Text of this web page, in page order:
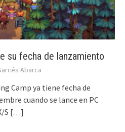
su fecha de lanzamiento
Abarca
Camp ya tiene fecha de
cuando se lance en PC
S […]